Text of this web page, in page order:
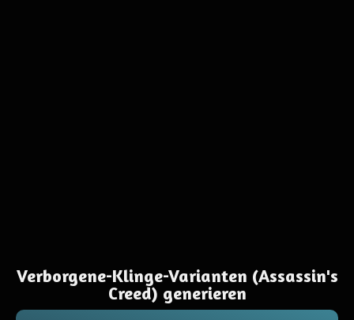
Verborgene-Klinge-Varianten (Assassin's
Creed) generieren